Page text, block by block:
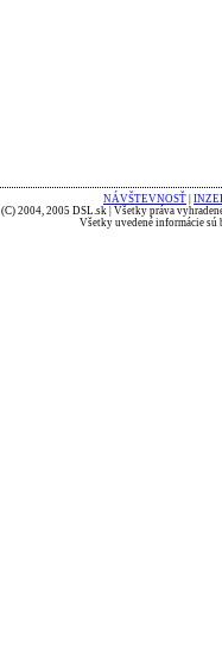
NÁVŠTEVNOSŤ
(C) 2004, 2005 DSL.sk | Všetky práva
Všetky uvedené informácie sú